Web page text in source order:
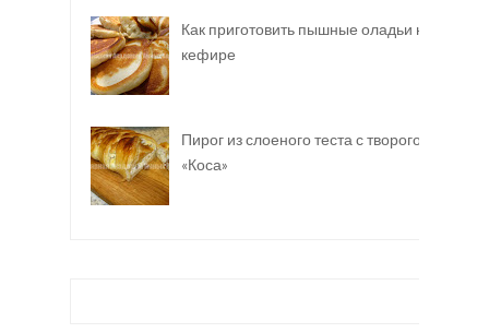
Как приготовить пышные оладьи на
кефире
Пирог из слоеного теста с творогом
«Коса»